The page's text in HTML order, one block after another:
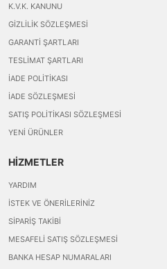
K.V.K. KANUNU
GIZLILIK SÖZLEŞMESI
GARANTI ŞARTLARI
TESLIMAT ŞARTLARI
İADE POLITIKASI
İADE SÖZLEŞMESI
SATIŞ POLITIKASI SÖZLEŞMESI
YENI ÜRÜNLER
HİZMETLER
YARDIM
İSTEK VE ÖNERILERINIZ
SIPARIŞ TAKIBI
MESAFELI SATIŞ SÖZLEŞMESI
BANKA HESAP NUMARALARI